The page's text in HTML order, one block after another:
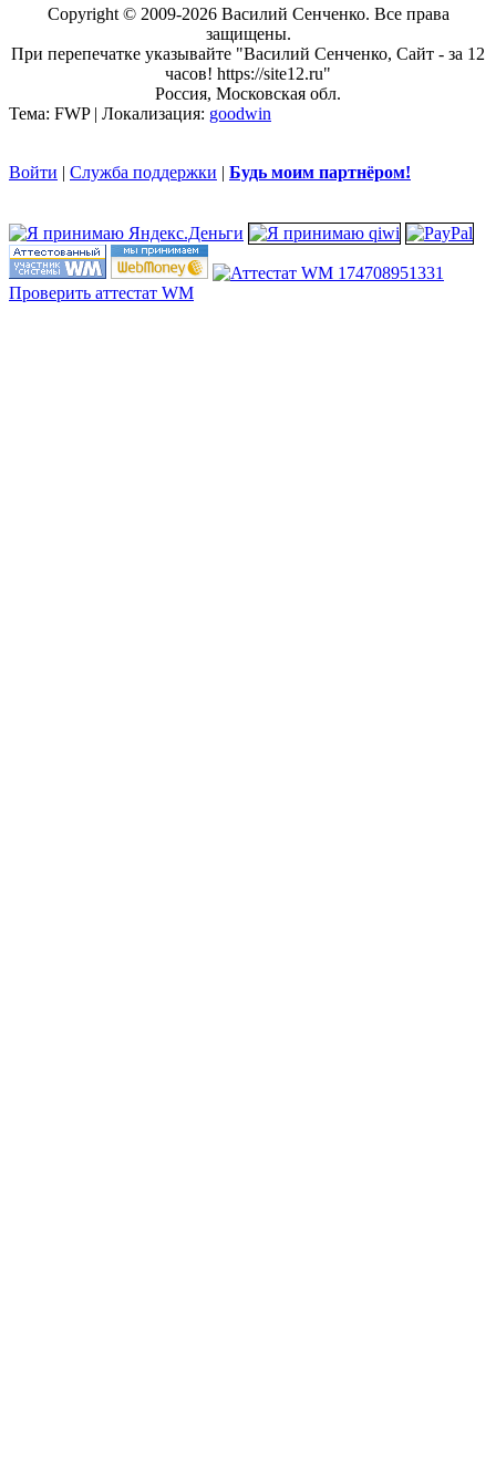
Copyright © 2009-2026 Василий Сенченко. Все права
защищены.
При перепечатке указывайте "Василий Сенченко, Сайт - за 12
часов! https://site12.ru"
Россия, Московская обл.
Тема: FWP | Локализация: goodwin
Войти | Служба поддержки | Будь моим партнёром!
Проверить аттестат WM